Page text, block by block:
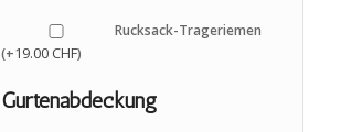
Rucksack-Trageriemen
(+19.00 CHF)
Gurtenabdeckung